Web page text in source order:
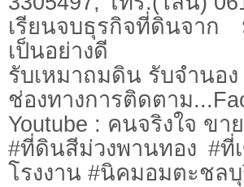
เรียนจบธุรกิจที่ดินจา
เป็นอย่างดี
รับเหมาถมดิน รับจำนอ
ช่องทางการติดตาม
Youtube : คนจริงใจ ข
#ที่ดินสีม่วงพานทอง #ที่
โรงงาน #นิคมอมตะชล